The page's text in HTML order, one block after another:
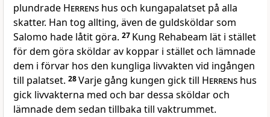
plundrade Herrens hus och kungapalatset på alla
skatter. Han tog allting, även de guldsköldar som
Salomo hade låtit göra. 27 Kung Rehabeam lät i stället
för dem göra sköldar av koppar i stället och lämnade
dem i förvar hos den kungliga livvakten vid ingången
till palatset. 28Varje gång kungen gick till Herrens hus
gick livvakterna med och bar dessa sköldar och
lämnade dem sedan tillbaka till vaktrummet.